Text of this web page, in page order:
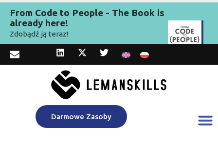
From Code to People - The Book is
already here!
Zdobądź ją teraz!
Darmowe Zasoby